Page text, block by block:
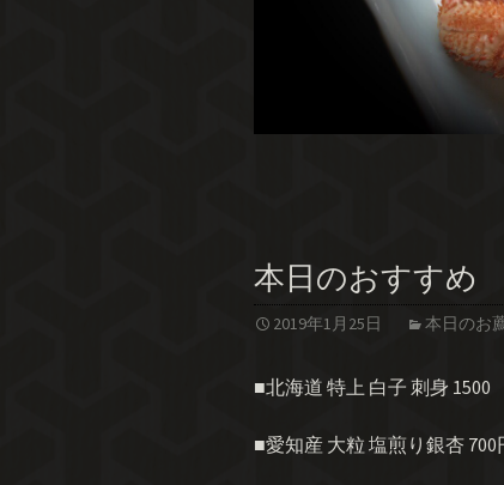
本日のおすすめ
2019年1月25日 本日のお
■北海道 特上 白子 刺身 1500
■愛知産 大粒 塩煎り銀杏 700